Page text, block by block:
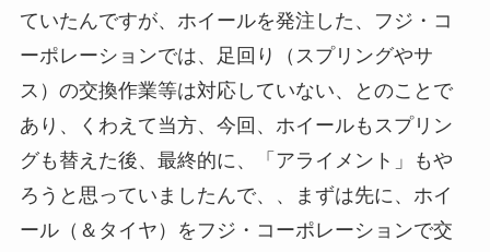
ていたんですが、ホイールを発注した、フジ・コ
ーポレーションでは、足回り（スプリングやサ
ス）の交換作業等は対応していない、とのことで
あり、くわえて当方、今回、ホイールもスプリン
グも替えた後、最終的に、「アライメント」もや
ろうと思っていましたんで、、まずは先に、ホイ
ール（＆タイヤ）をフジ・コーポレーションで交